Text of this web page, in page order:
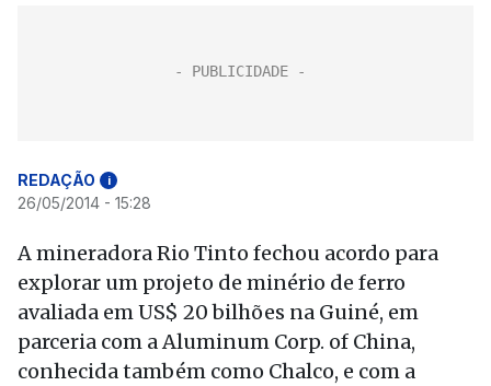
REDAÇÃO i
26/05/2014 - 15:28
A mineradora Rio Tinto fechou acordo para
explorar um projeto de minério de ferro
avaliada em US$ 20 bilhões na Guiné, em
parceria com a Aluminum Corp. of China,
conhecida também como Chalco, e com a